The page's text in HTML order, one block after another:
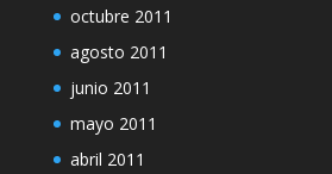
octubre 2011
agosto 2011
junio 2011
mayo 2011
abril 2011